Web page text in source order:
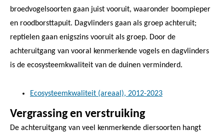
broedvogelsoorten gaan juist vooruit, waaronder boompieper
en roodborsttapuit. Dagvlinders gaan als groep achteruit;
reptielen gaan enigszins vooruit als groep. Door de
achteruitgang van vooral kenmerkende vogels en dagvlinders
is de ecosysteemkwaliteit van de duinen verminderd.
Ecosysteemkwaliteit (areaal), 2012-2023
Vergrassing en verstruiking
De achteruitgang van veel kenmerkende diersoorten hangt